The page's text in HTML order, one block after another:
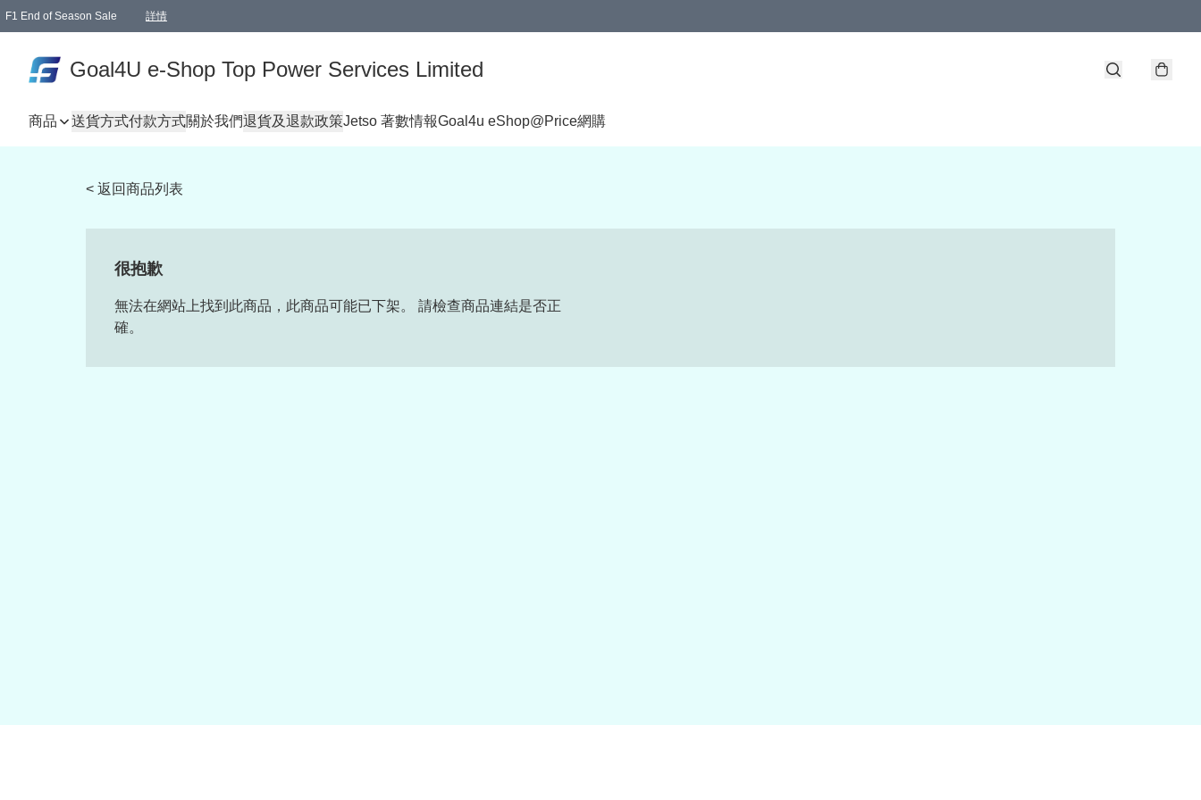
F1 End of Season Sale 詳情
Goal4U e-Shop Top Power Services Limited
商品 送貨方式付款方式關於我們退貨及退款政策Jetso 著數情報Goal4u eShop@Price網購
< 返回商品列表
很抱歉
無法在網站上找到此商品，此商品可能已下架。 請檢查商品連結是否正
確。